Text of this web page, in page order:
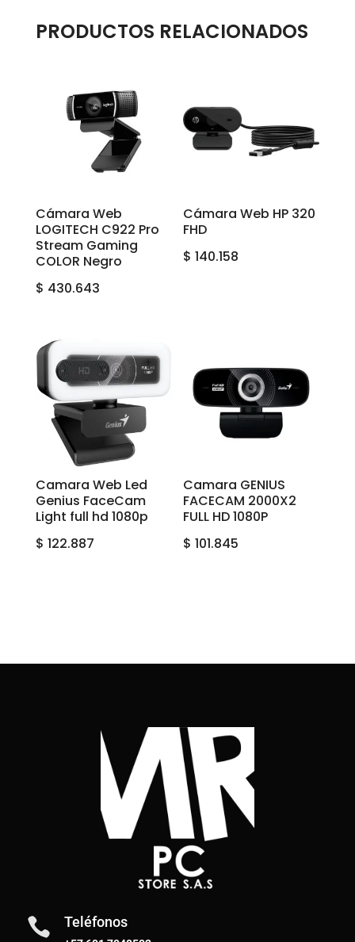
PRODUCTOS RELACIONADOS
Cámara Web
LOGITECH C922 Pro
Stream Gaming
COLOR Negro
$ 430.643
Cámara Web HP 320
FHD
$ 140.158
Camara Web Led
Genius FaceCam
Light full hd 1080p
$ 122.887
Camara GENIUS
FACECAM 2000X2
FULL HD 1080P
$ 101.845
 Teléfonos